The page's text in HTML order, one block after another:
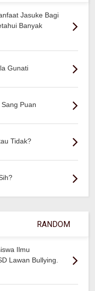
Jasuke Bagi
Banyak
Gunati
Puan
Tidak?
RANDOM
Ilmu
Lawan Bullying.